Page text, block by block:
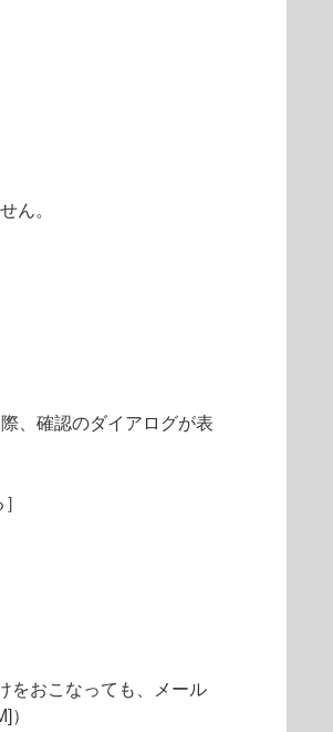
ん。
、確認のダイアログが表
をおこなっても、メール